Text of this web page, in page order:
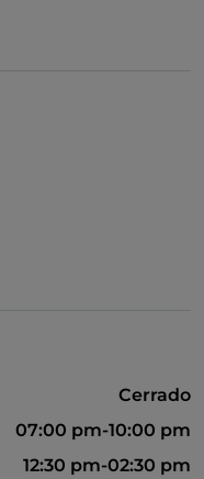
Cerrado
07:00 pm-10:00 pm
12:30 pm-02:30 pm